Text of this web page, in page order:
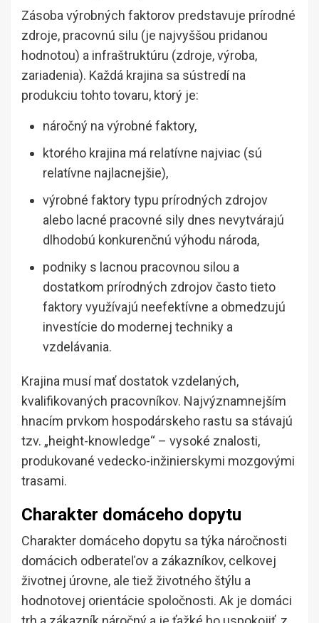
Zásoba výrobných faktorov predstavuje prírodné
zdroje, pracovnú silu (je najvyššou pridanou
hodnotou) a infraštruktúru (zdroje, výroba,
zariadenia). Každá krajina sa sústredí na
produkciu tohto tovaru, ktorý je:
náročný na výrobné faktory,
ktorého krajina má relatívne najviac (sú
relatívne najlacnejšie),
výrobné faktory typu prírodných zdrojov
alebo lacné pracovné sily dnes nevytvárajú
dlhodobú konkurenčnú výhodu národa,
podniky s lacnou pracovnou silou a
dostatkom prírodných zdrojov často tieto
faktory využívajú neefektívne a obmedzujú
investície do modernej techniky a
vzdelávania.
Krajina musí mať dostatok vzdelaných,
kvalifikovaných pracovníkov. Najvýznamnejším
hnacím prvkom hospodárskeho rastu sa stávajú
tzv. „height-knowledge“ – vysoké znalosti,
produkované vedecko-inžinierskymi mozgovými
trasami.
Charakter domáceho dopytu
Charakter domáceho dopytu sa týka náročnosti
domácich odberateľov a zákazníkov, celkovej
životnej úrovne, ale tiež životného štýlu a
hodnotovej orientácie spoločnosti. Ak je domáci